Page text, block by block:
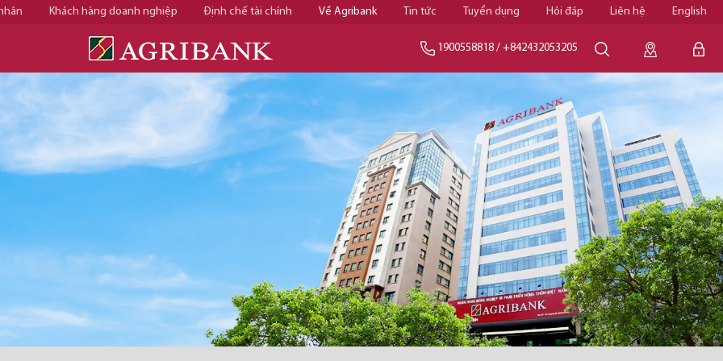
Khách hàng doanh nghiệp Định chế tài chính Về Agribank Tin tức Tuyển dụng Hỏi đáp Liên hệ English
1900558818 / +842432053205